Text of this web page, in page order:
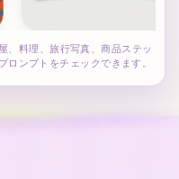
、料理、旅行写真、商品ステッ
ロンプトをチェックできます。